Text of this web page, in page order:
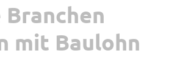
Branchen
mit Baulohn